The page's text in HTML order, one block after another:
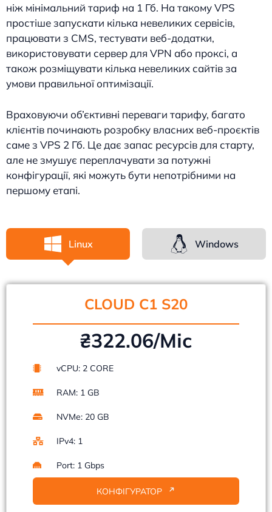
ніж мінімальний тариф на 1 Гб. На такому VPS
простіше запускати кілька невеликих сервісів,
працювати з CMS, тестувати веб-додатки,
використовувати сервер для VPN або проксі, а
також розміщувати кілька невеликих сайтів за
умови правильної оптимізації.
Враховуючи об’єктивні переваги тарифу, багато
клієнтів починають розробку власних веб-проєктів
саме з VPS 2 Гб. Це дає запас ресурсів для старту,
але не змушує переплачувати за потужні
конфігурації, які можуть бути непотрібними на
першому етапі.
Linux Windows
CLOUD C1 S20
₴322.06/Mіс
vCPU: 2 CORE
RAM: 1 GB
NVMe: 20 GB
IPv4: 1
Port: 1 Gbps
КОНФІГУРАТОР